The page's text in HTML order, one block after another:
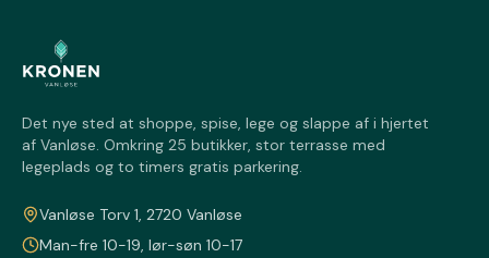
Det nye sted at shoppe, spise, lege og slappe af i hjertet
af Vanløse. Omkring 25 butikker, stor terrasse med
legeplads og to timers gratis parkering.
Vanløse Torv 1, 2720 Vanløse
Man-fre 10-19, lør-søn 10-17